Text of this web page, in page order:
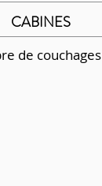
CABINES
de